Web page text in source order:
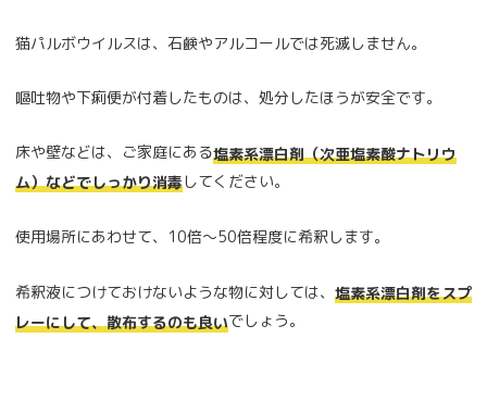
猫パルボウイルスは、石鹸やアルコールでは死滅しません。
嘔吐物や下痢便が付着したものは、処分したほうが安全です。
床や壁などは、ご家庭にある塩素系漂白剤（次亜塩素酸ナトリウ
ム）などでしっかり消毒してください。
使用場所にあわせて、10倍～50倍程度に希釈します。
希釈液につけておけないような物に対しては、 塩素系漂白剤をスプ
レーにして、散布するのも良いでしょう。